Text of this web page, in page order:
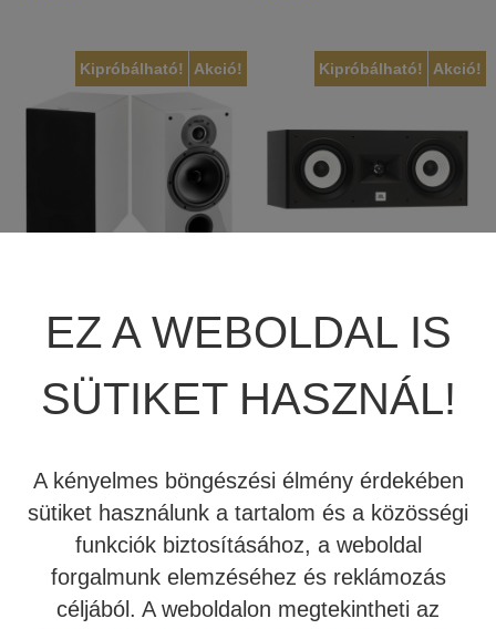
Akció!
Kipróbálható!
262 ÁLLVÁNYOS
HANGFAL
100.800 Ft 79.800 Ft
Tovább
Akció!
Kipróbálható!
CENTER HANGFAL
(DEMO DARAB)
139.860 Ft 117.600 Ft
Tovább
Akció!
Kipróbálható! Kipróbálható!
EZ A WEBOLDAL IS
SÜTIKET HASZNÁL!
A kényelmes böngészési élmény érdekében
sütiket használunk a tartalom és a közösségi
funkciók biztosításához, a weboldal
forgalmunk elemzéséhez és reklámozás
céljából. A weboldalon megtekintheti az